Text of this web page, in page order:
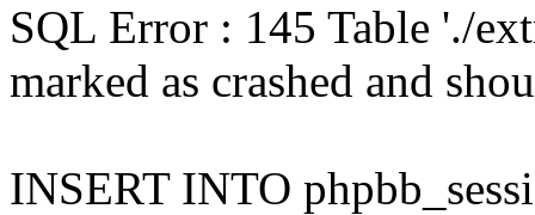
SQL Error : 145 Table './
marked as crashed and
INSERT INTO